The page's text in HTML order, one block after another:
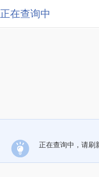
正在查询中
正在查询中，请刷